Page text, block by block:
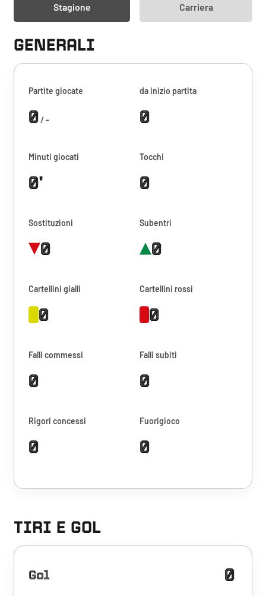
Stagione Carriera
GENERALI
Partite giocate
0/ -
da inizio partita
0
Minuti giocati
0'
Tocchi
0
Sostituzioni
0
Subentri
0
Cartellini gialli
0
Cartellini rossi
0
Falli commessi
0
Falli subiti
0
Rigori concessi
0
Fuorigioco
0
TIRI E GOL
Gol 0